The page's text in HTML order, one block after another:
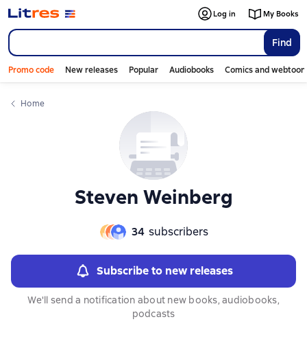
Find
Log in My Books
Promo code New releases Popular Audiobooks Comics and
Home
Steven Weinberg
34 subscribers
Subscribe to new releases
We'll send a notification about new books, audiobooks,
podcasts
Слайдер с книгами